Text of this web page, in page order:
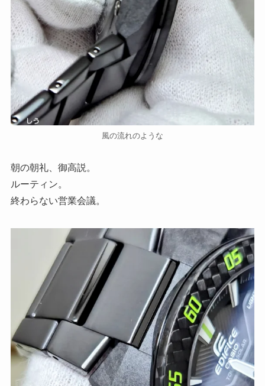
風の流れのような
朝の朝礼、御高説。
ルーティン。
終わらない営業会議。